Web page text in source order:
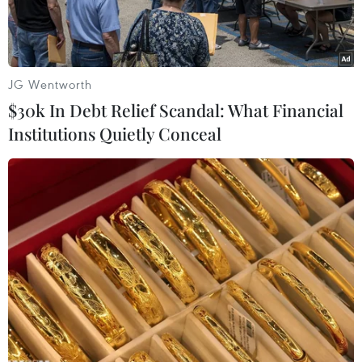
Đa, kỷ niệm 226 năm chiến thắng Ngọc Hồi-Đống
Đa.
Toàn cảnh Lễ hội truyền thống Gò Đống Đa. Ảnh: Thanh Hà -
TTXVN
Hôm nay 23/2 (mùng 5 tháng Giêng), hàng ngàn
JG Wentworth
$30k In Debt Relief Scandal: What Financial
Institutions Quietly Conceal